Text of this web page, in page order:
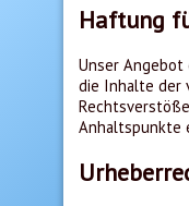
Haftung
Unser
die Inhalte der
Anhaltspunkte